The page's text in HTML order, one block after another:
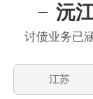
沅
讨债业务已
江苏